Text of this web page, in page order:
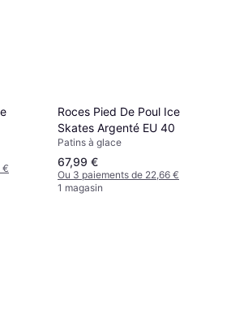
€
Roces Pied De Poul Ice
Skates Argenté EU 40
Patins à glace
67,99 €
Ou 3 paiements de 22,66 €
1 magasin